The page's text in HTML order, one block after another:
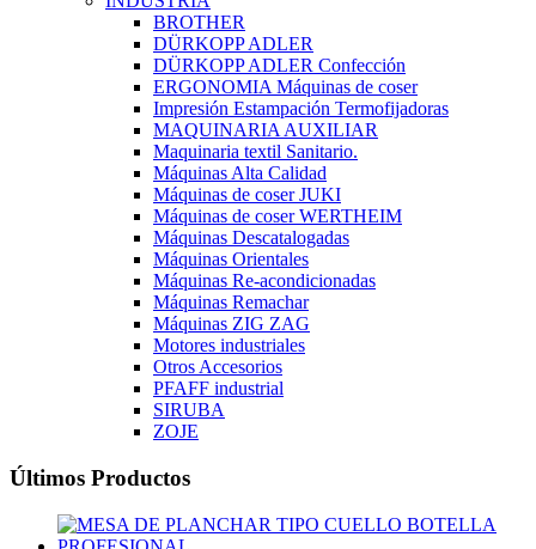
BROTHER
DÜRKOPP ADLER
DÜRKOPP ADLER Confección
ERGONOMIA Máquinas de coser
Impresión Estampación Termofijadoras
MAQUINARIA AUXILIAR
Maquinaria textil Sanitario.
Máquinas Alta Calidad
Máquinas de coser JUKI
Máquinas de coser WERTHEIM
Máquinas Descatalogadas
Máquinas Orientales
Máquinas Re-acondicionadas
Máquinas Remachar
Máquinas ZIG ZAG
Motores industriales
Otros Accesorios
PFAFF industrial
SIRUBA
ZOJE
Últimos Productos